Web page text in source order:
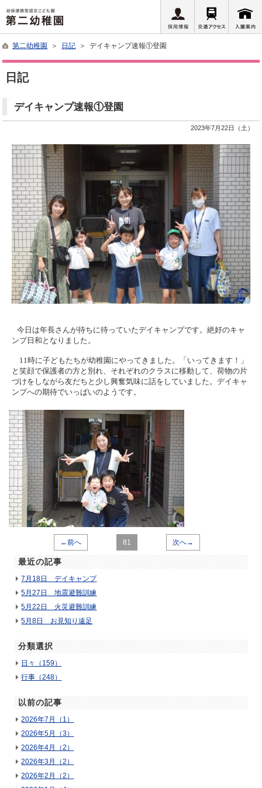
第二幼稚園 ＞ 日記 ＞ デイキャンプ速報①登園
日記
デイキャンプ速報①登園
2023年7月22日（土）
今日は年長さんが待ちに待っていたデイキャンプです。絶好のキャ
ンプ日和となりました。
11時に子どもたちが幼稚園にやってきました。「いってきます！」
と笑顔で保護者の方と別れ、それぞれのクラスに移動して、荷物の片
づけをしながら友だちと少し興奮気味に話をしていました。デイキャ
ンプへの期待でいっぱいのようです。
←前へ 81 次へ→
最近の記事
7月18日 デイキャンプ
5月27日 地震避難訓練
5月22日 火災避難訓練
5月8日 お見知り遠足
分類選択
日々（159）
行事（248）
以前の記事
2026年7月（1）
2026年5月（3）
2026年4月（2）
2026年3月（2）
2026年2月（2）